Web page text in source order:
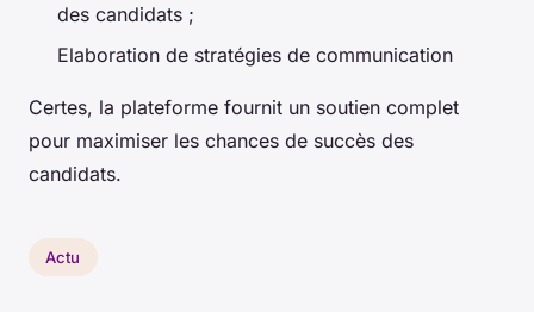
des candidats ;
Elaboration de stratégies de communication
Certes, la plateforme fournit un soutien complet
pour maximiser les chances de succès des
candidats.
Actu